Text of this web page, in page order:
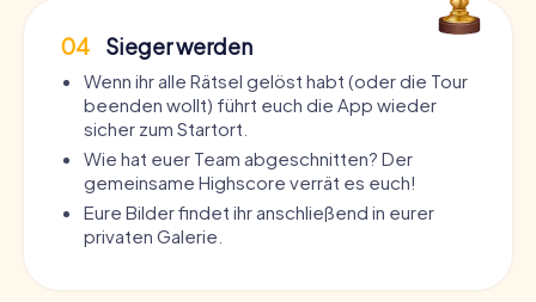
04 Sieger werden
Wenn ihr alle Rätsel gelöst habt (oder die Tour
beenden wollt) führt euch die App wieder
sicher zum Startort.
Wie hat euer Team abgeschnitten? Der
gemeinsame Highscore verrät es euch!
Eure Bilder findet ihr anschließend in eurer
privaten Galerie.